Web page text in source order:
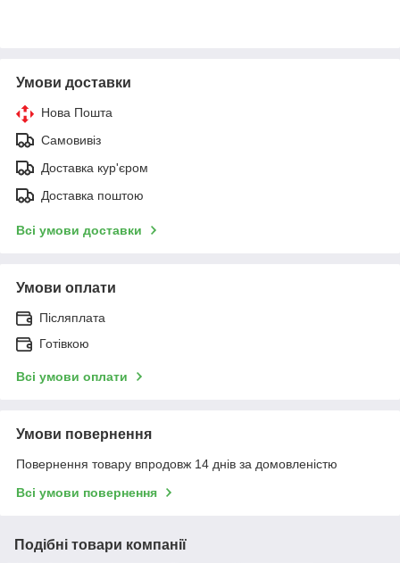
Умови доставки
Нова Пошта
Самовивіз
Доставка кур'єром
Доставка поштою
Всі умови доставки
Умови оплати
Післяплата
Готівкою
Всі умови оплати
Умови повернення
Повернення товару впродовж 14 днів за домовленістю
Всі умови повернення
Подібні товари компанії